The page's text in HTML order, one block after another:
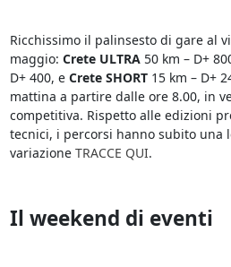
Ricchissimo il palinsesto di gare al
maggio: Crete ULTRA 50 km – D+
D+ 400, e Crete SHORT15 km – D+
mattina a partire dalle ore 8.00, in
competitiva. Rispetto alle edizioni
tecnici, i percorsi hanno subito una
variazione TRACCE QUI.
Il weekend di eventi